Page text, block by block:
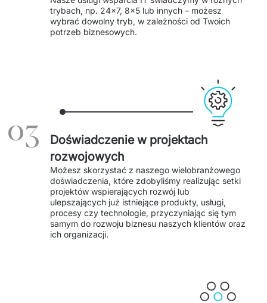
Migracje i wdrożenia
Dystrybucja i Produkty
PRODUKTY
Euvic Billing System
Produkty z obszaru Przemysł 4.0
IT Service Management - ITSM
trybach, np. 24x7, 8x5 lub innych – możesz
wybrać dowolny tryb, w zależności od Twoich
potrzeb biznesowych.
03
Doświadczenie w projektach
rozwojowych
Możesz skorzystać z naszego wielobranżowego
doświadczenia, które zdobyliśmy realizując setki
projektów wspierających rozwój lub
ulepszających już istniejące produkty, usługi,
procesy czy technologie, przyczyniając się tym
samym do rozwoju biznesu naszych klientów oraz
ich organizacji.